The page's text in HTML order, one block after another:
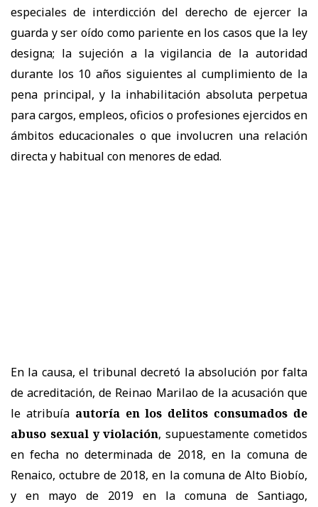
especiales de interdicción del derecho de ejercer la
guarda y ser oído como pariente en los casos que la ley
designa; la sujeción a la vigilancia de la autoridad
durante los 10 años siguientes al cumplimiento de la
pena principal, y la inhabilitación absoluta perpetua
para cargos, empleos, oficios o profesiones ejercidos en
ámbitos educacionales o que involucren una relación
directa y habitual con menores de edad.
En la causa, el tribunal decretó la absolución por falta
de acreditación, de Reinao Marilao de la acusación que
le atribuíaautoría en los delitos consumados de
abuso sexual y violación, supuestamente cometidos
en fecha no determinada de 2018, en la comuna de
Renaico, octubre de 2018, en la comuna de Alto Biobío,
y en mayo de 2019 en la comuna de Santiago,